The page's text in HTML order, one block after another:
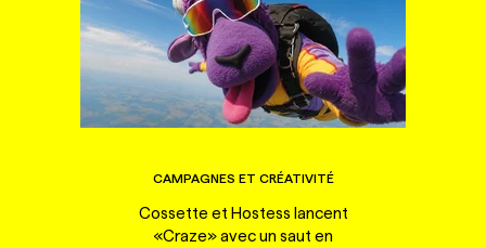
CAMPAGNES ET CRÉATIVITÉ
Cossette et Hostess lancent
«Craze» avec un saut en